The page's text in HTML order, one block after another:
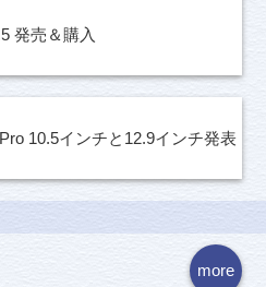
発売＆購入
10.5インチと12.9インチ発表
more